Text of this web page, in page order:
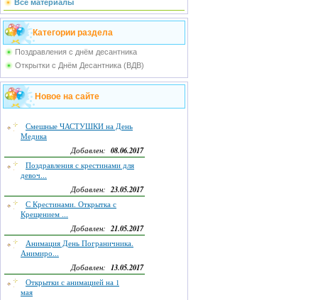
Все материалы
Категории раздела
Поздравления с днём десантника
Открытки с Днём Десантника (ВДВ)
Новое на сайте
Смешные ЧАСТУШКИ на День
Медика
Добавлен: 08.06.2017
Поздравления с крестинами для
девоч...
Добавлен:23.05.2017
С Крестинами. Открытка с
Крещением ...
Добавлен:21.05.2017
Анимация День Пограничника.
Анимиро...
Добавлен: 13.05.2017
Открытки с анимацией на 1
мая